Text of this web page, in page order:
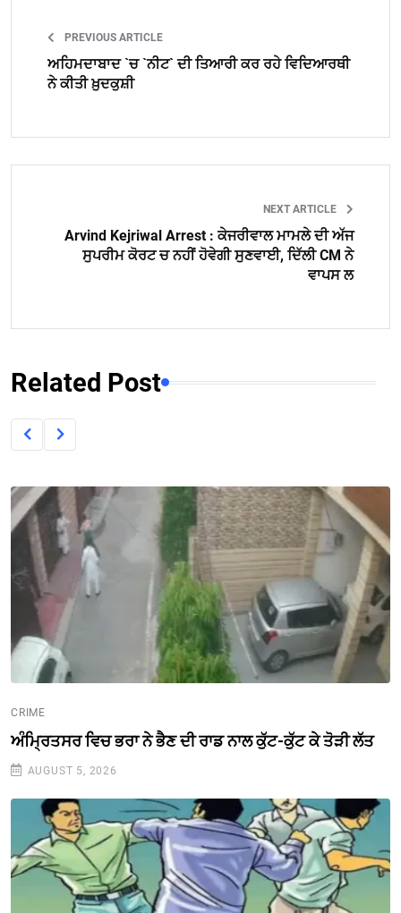
PREVIOUS ARTICLE
ਅਹਿਮਦਾਬਾਦ `ਚ `ਨੀਟ` ਦੀ ਤਿਆਰੀ ਕਰ ਰਹੇ ਵਿਦਿਆਰਥੀ
ਨੇ ਕੀਤੀ ਖ਼ੁਦਕੁਸ਼ੀ
NEXT ARTICLE
Arvind Kejriwal Arrest : ਕੇਜਰੀਵਾਲ ਮਾਮਲੇ ਦੀ ਅੱਜ
ਸੁਪਰੀਮ ਕੋਰਟ ਚ ਨਹੀਂ ਹੋਵੇਗੀ ਸੁਣਵਾਈ, ਦਿੱਲੀ CM ਨੇ
ਵਾਪਸ ਲ
Related Post
CRIME
ਅੰਮ੍ਰਿਤਸਰ ਵਿਚ ਭਰਾ ਨੇ ਭੈਣ ਦੀ ਰਾਡ ਨਾਲ ਕੁੱਟ-ਕੁੱਟ ਕੇ ਤੋੜੀ ਲੱਤ
AUGUST 5, 2026